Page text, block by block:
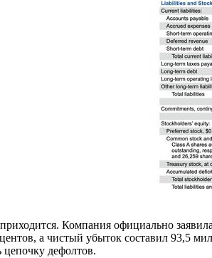
Компания официально
а чистый убыток составил 93,5
цепочку дефолтов.